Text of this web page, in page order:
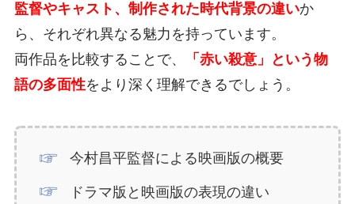
監督やキャスト、制作された時代背景の違いか
ら、それぞれ異なる魅力を持っています。
両作品を比較することで、
「赤い殺意」という物
語の多面性をより深く理解できるでしょう。
今村昌平監督による映画版の概要
ドラマ版と映画版の表現の違い